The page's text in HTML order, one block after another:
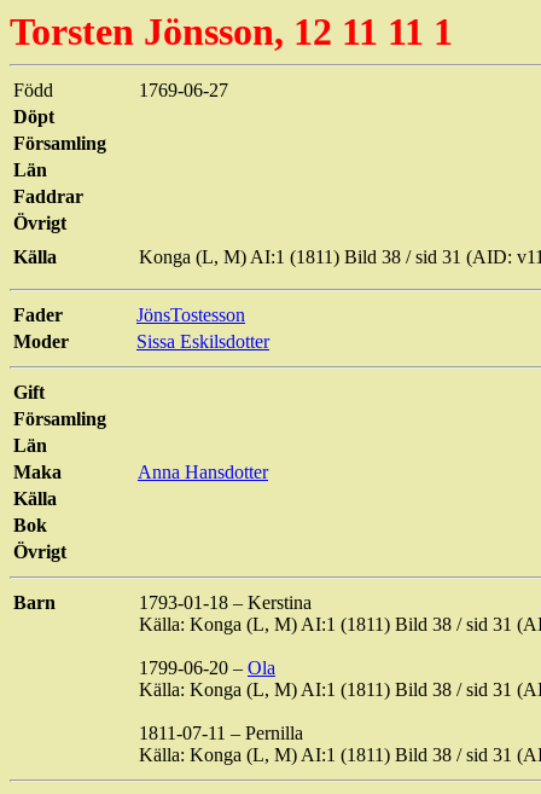
Torsten Jönsson, 12 11 11 1
Född
1769-06-27
Döpt
Församling
Län
Faddrar
Övrigt
Källa
Konga (L, M) AI:1 (1811) Bild 38 / sid 31 (AID:
Fader
JönsTostesson
Moder
Sissa Eskilsdotter
Gift
Församling
Län
Maka
Anna Hansdotter
Källa
Bok
Övrigt
Barn 1793-01-18 – Kerstina
Källa: Konga (L, M) AI:1 (1811) Bild 38 / sid 31
1799-06-20 – Ola
Källa: Konga (L, M) AI:1 (1811) Bild 38 / sid 31
1811-07-11 – Pernilla
Källa: Konga (L, M) AI:1 (1811) Bild 38 / sid 31